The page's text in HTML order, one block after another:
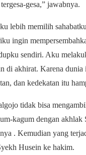
gesa,” jawabnya.
lebih memilih
ingin
sendiri. Aku
di akhirat. Karena
dan kedekatan itu
tidak bisa
kagum dengan
. Kemudian yang
Husein ke hakim.